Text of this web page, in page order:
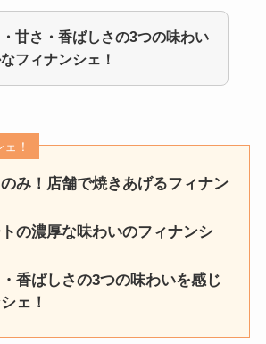
甘さ・香ばしさの3つの味わい
フィナンシェ！
！
み！店舗で焼きあげるフィナン
の濃厚な味わいのフィナンシ
香ばしさの3つの味わいを感じ
ェ！